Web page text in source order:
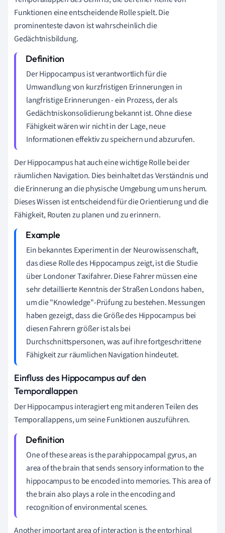
Funktionen eine entscheidende Rolle spielt. Die
prominenteste davon ist wahrscheinlich die
Gedächtnisbildung.
Der Hippocampus ist verantwortlich für die
Umwandlung von kurzfristigen Erinnerungen in
langfristige Erinnerungen - ein Prozess, der als
Gedächtniskonsolidierung bekannt ist. Ohne diese
Fähigkeit wären wir nicht in der Lage, neue
Informationen effektiv zu speichern und abzurufen.
Der Hippocampus hat auch eine wichtige Rolle bei der
räumlichen Navigation. Dies beinhaltet das Verständnis und
die Erinnerung an die physische Umgebung um uns herum.
Dieses Wissen ist entscheidend für die Orientierung und die
Fähigkeit, Routen zu planen und zu erinnern.
Ein bekanntes Experiment in der Neurowissenschaft,
das diese Rolle des Hippocampus zeigt, ist die Studie
über Londoner Taxifahrer. Diese Fahrer müssen eine
sehr detaillierte Kenntnis der Straßen Londons haben,
um die "Knowledge"-Prüfung zu bestehen. Messungen
haben gezeigt, dass die Größe des Hippocampus bei
diesen Fahrern größer ist als bei
Durchschnittspersonen, was auf ihre fortgeschrittene
Fähigkeit zur räumlichen Navigation hindeutet.
Einfluss des Hippocampus auf den
Temporallappen
Der Hippocampus interagiert eng mit anderen Teilen des
Temporallappens, um seine Funktionen auszuführen.
One of these areas is the parahippocampal gyrus, an
area of the brain that sends sensory information to the
hippocampus to be encoded into memories. This area of
the brain also plays a role in the encoding and
recognition of environmental scenes.
Another important area of interaction is the entorhinal